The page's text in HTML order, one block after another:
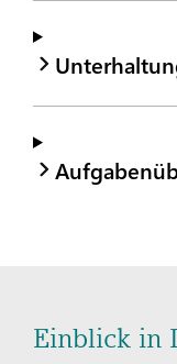
Einblick in